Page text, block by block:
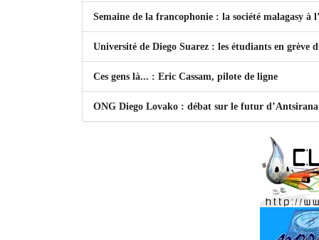
Semaine de la francophonie : la société malagasy à
Université de Diego Suarez : les étudiants en grève
Ces gens là... : Eric Cassam, pilote de ligne
ONG Diego Lovako : débat sur le futur